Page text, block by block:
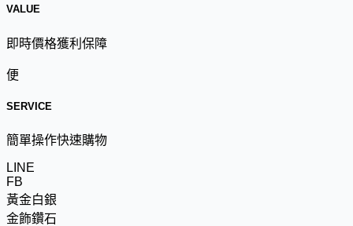
VALUE
即時價格獲利保障
便
SERVICE
簡單操作快速購物
LINE
FB
黃金白銀
金飾鑽石